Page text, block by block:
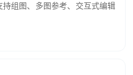
组图、多图参考、交互式编辑